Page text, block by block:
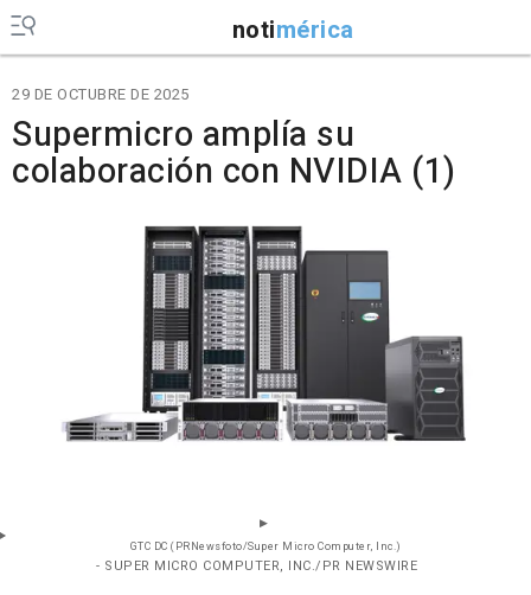
notimérica
29 DE OCTUBRE DE 2025
Supermicro amplía su
colaboración con NVIDIA (1)
GTC DC (PRNewsfoto/Super Micro Computer, Inc.)
- SUPER MICRO COMPUTER, INC./PR NEWSWIRE